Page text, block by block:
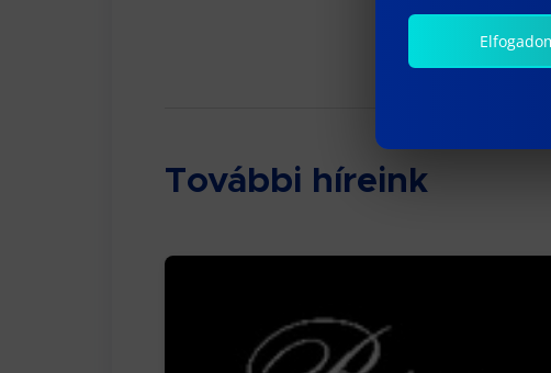
További híreink